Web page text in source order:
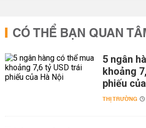
CÓ THỂ BẠN QUAN
5 ngân
khoảng
phiếu
THỊ TRƯỜNG